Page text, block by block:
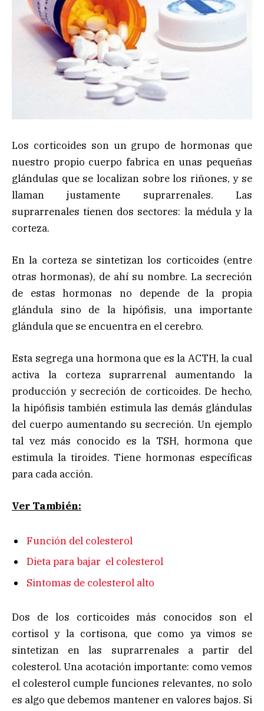
Los corticoides son un grupo de hormonas que
nuestro propio cuerpo fabrica en unas pequeñas
glándulas que se localizan sobre los riñones, y se
llaman justamente suprarrenales. Las
suprarrenales tienen dos sectores: la médula y la
corteza.
En la corteza se sintetizan los corticoides (entre
otras hormonas), de ahí su nombre. La secreción
de estas hormonas no depende de la propia
glándula sino de la hipófisis, una importante
glándula que se encuentra en el cerebro.
Esta segrega una hormona que es la ACTH, la cual
activa la corteza suprarrenal aumentando la
producción y secreción de corticoides. De hecho,
la hipófisis también estimula las demás glándulas
del cuerpo aumentando su secreción. Un ejemplo
tal vez más conocido es la TSH, hormona que
estimula la tiroides. Tiene hormonas específicas
para cada acción.
Ver También:
Función del colesterol
Dieta para bajar el colesterol
Sintomas de colesterol alto
Dos de los corticoides más conocidos son el
cortisol y la cortisona, que como ya vimos se
sintetizan en las suprarrenales a partir del
colesterol. Una acotación importante: como vemos
el colesterol cumple funciones relevantes, no solo
es algo que debemos mantener en valores bajos. Si